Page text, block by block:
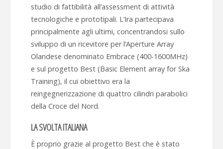
studio di fattibilità all’assessment di attività
tecnologiche e prototipali. L’Ira partecipava
principalmente agli ultimi, concentrandosi sullo
sviluppo di un ricevitore per l’Aperture Array
Olandese denominato Embrace (400-1600MHz)
e sul progetto Best (Basic Element array for Ska
Training), il cui obiettivo era la
reingegnerizzazione di quattro cilindri parabolici
della Croce del Nord.
LA SVOLTA ITALIANA
È proprio grazie al progetto Best che è stato